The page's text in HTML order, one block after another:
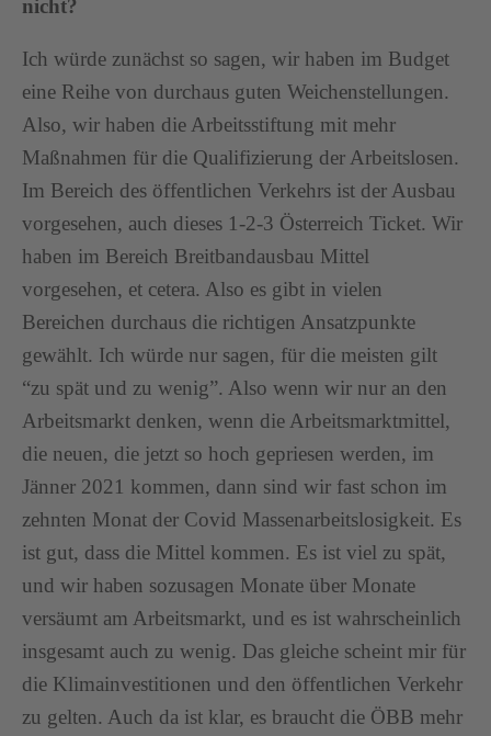
nicht?
Ich würde zunächst so sagen, wir haben im Budget
eine Reihe von durchaus guten Weichenstellungen.
Also, wir haben die Arbeitsstiftung mit mehr
Maßnahmen für die Qualifizierung der Arbeitslosen.
Im Bereich des öffentlichen Verkehrs ist der Ausbau
vorgesehen, auch dieses 1-2-3 Österreich Ticket. Wir
haben im Bereich Breitbandausbau Mittel
vorgesehen, et cetera. Also es gibt in vielen
Bereichen durchaus die richtigen Ansatzpunkte
gewählt. Ich würde nur sagen, für die meisten gilt
“zu spät und zu wenig”. Also wenn wir nur an den
Arbeitsmarkt denken, wenn die Arbeitsmarktmittel,
die neuen, die jetzt so hoch gepriesen werden, im
Jänner 2021 kommen, dann sind wir fast schon im
zehnten Monat der Covid Massenarbeitslosigkeit. Es
ist gut, dass die Mittel kommen. Es ist viel zu spät,
und wir haben sozusagen Monate über Monate
versäumt am Arbeitsmarkt, und es ist wahrscheinlich
insgesamt auch zu wenig. Das gleiche scheint mir für
die Klimainvestitionen und den öffentlichen Verkehr
zu gelten. Auch da ist klar, es braucht die ÖBB mehr